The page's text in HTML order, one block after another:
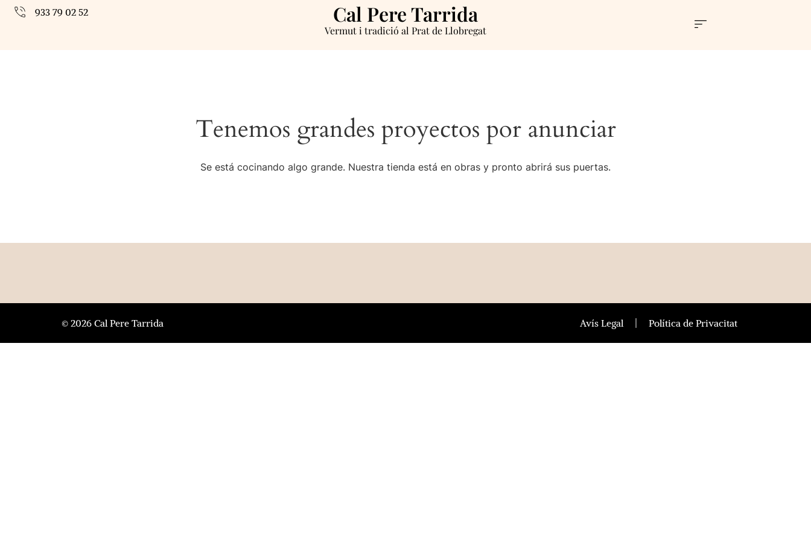
933 79 02 52 Cal Pere Tarrida
Vermut i tradició al Prat de Llobregat
Tenemos grandes proyectos por anunciar
Se está cocinando algo grande. Nuestra tienda está en obras y pronto abrirá sus puertas.
© 2026 Cal Pere Tarrida Avís Legal Política de Privacitat